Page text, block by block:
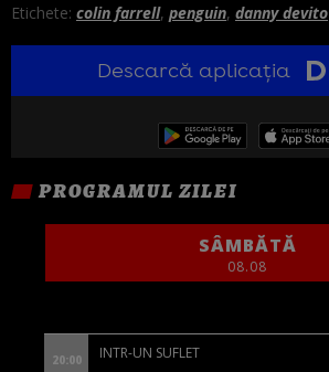
Etichete: colin farrell, penguin, danny devito
Descarcă aplicația
PROGRAMUL ZILEI
SÂMBĂTĂ
08.08
20:00 INTR-UN SUFLET